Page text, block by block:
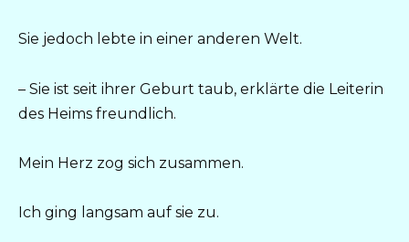
Sie jedoch lebte in einer anderen Welt.
– Sie ist seit ihrer Geburt taub, erklärte die Leiterin
des Heims freundlich.
Mein Herz zog sich zusammen.
Ich ging langsam auf sie zu.